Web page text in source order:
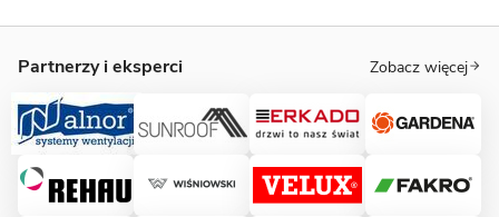
Partnerzy i eksperci Zobacz więcej